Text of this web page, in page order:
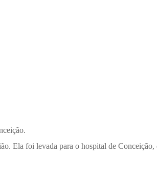
Ela foi levada para o hospital de